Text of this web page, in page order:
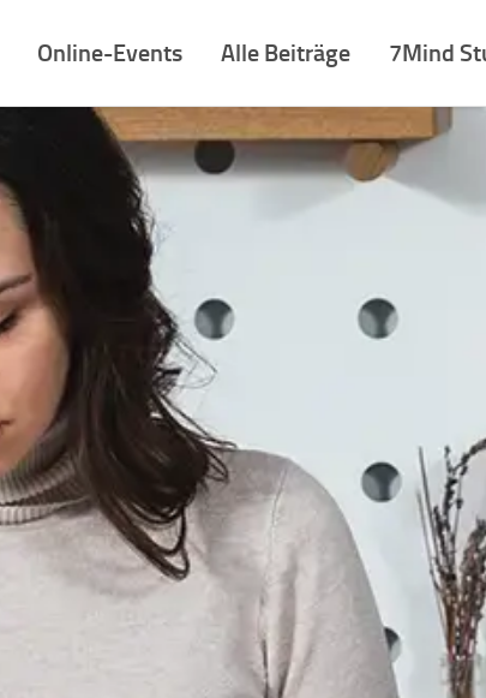
Online-Events Alle Beiträge 7Mind